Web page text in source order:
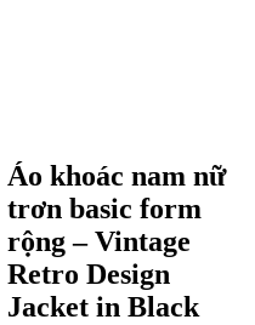
Áo khoác nam nữ
trơn basic form
rộng – Vintage
Retro Design
Jacket in Black